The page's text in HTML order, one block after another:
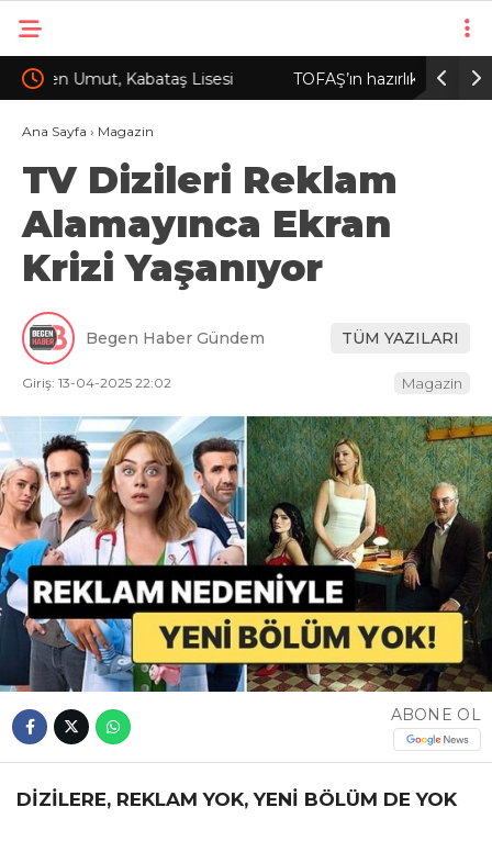
TOFAŞ’ın hazırlık ve kamp programı belli oldu
Ana Sayfa › Magazin
TV Dizileri Reklam
Alamayınca Ekran
Krizi Yaşanıyor
Begen Haber Gündem TÜM YAZILARI
Giriş: 13-04-2025 22:02 Magazin
ABONE OL
DİZİLERE, REKLAM YOK, YENİ BÖLÜM DE YOK